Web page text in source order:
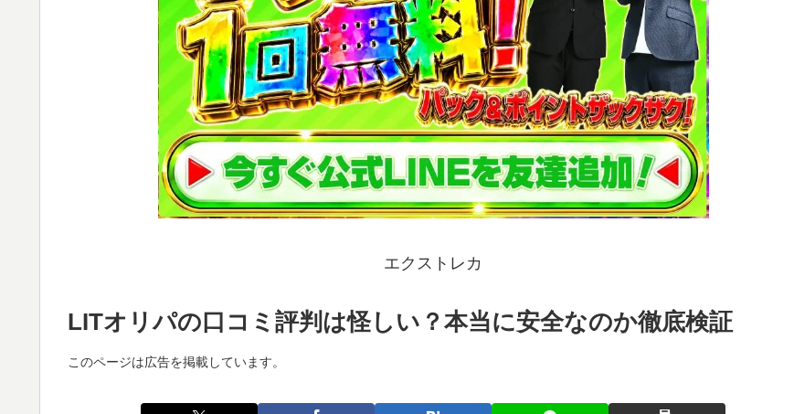
エクストレカ
LITオリパの口コミ評判は怪しい？本当に安全なのか徹底検証
このページは広告を掲載しています。